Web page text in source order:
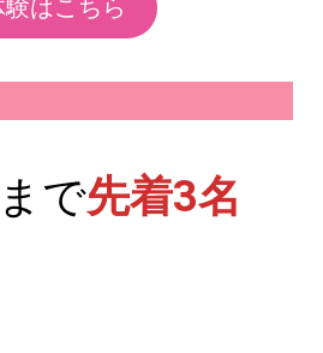
験はこちら
で先着3名